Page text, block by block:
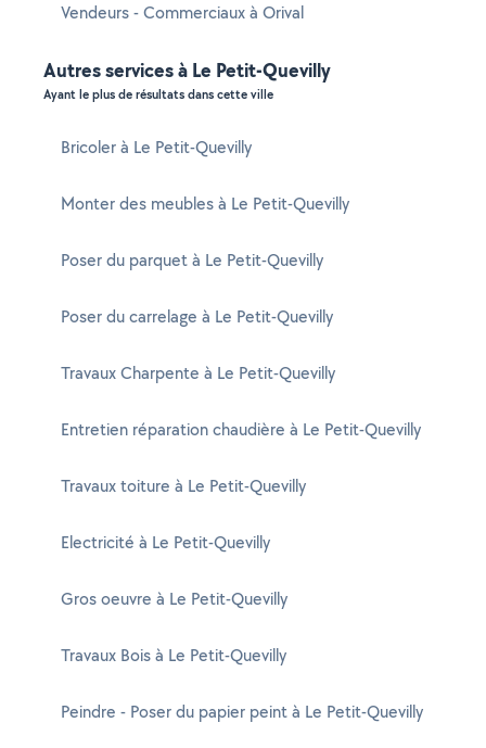
Vendeurs - Commerciaux à Orival
Autres services à Le Petit-Quevilly
Ayant le plus de résultats dans cette ville
Bricoler à Le Petit-Quevilly
Monter des meubles à Le Petit-Quevilly
Poser du parquet à Le Petit-Quevilly
Poser du carrelage à Le Petit-Quevilly
Travaux Charpente à Le Petit-Quevilly
Entretien réparation chaudière à Le Petit-Quevilly
Travaux toiture à Le Petit-Quevilly
Electricité à Le Petit-Quevilly
Gros oeuvre à Le Petit-Quevilly
Travaux Bois à Le Petit-Quevilly
Peindre - Poser du papier peint à Le Petit-Quevilly